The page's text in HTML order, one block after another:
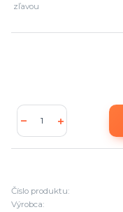
zľavou
Číslo produktu:
Výrobca: